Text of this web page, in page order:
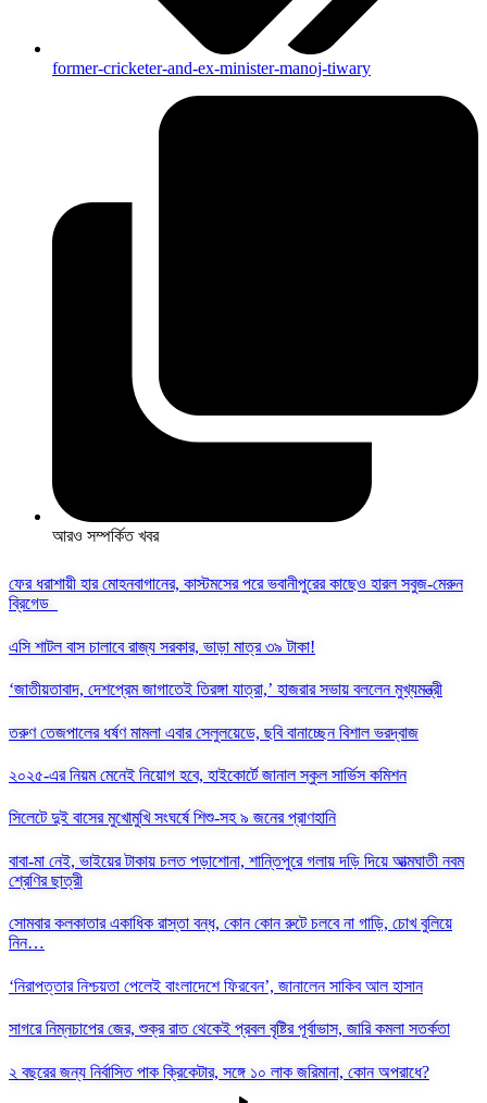
former-cricketer-and-ex-minister-manoj-tiwary
আরও সম্পর্কিত খবর
ফের ধরাশায়ী হার মোহনবাগানের, কাস্টমসের পরে ভবানীপুরের কাছেও হারল সবুজ-মেরুন
ব্রিগেড
এসি শাটল বাস চালাবে রাজ্য সরকার, ভাড়া মাত্র ৩৯ টাকা!
‘জাতীয়তাবাদ, দেশপ্রেম জাগাতেই তিরঙ্গা যাত্রা,’ হাজরার সভায় বললেন মুখ্যমন্ত্রী
তরুণ তেজপালের ধর্ষণ মামলা এবার সেলুলয়েডে, ছবি বানাচ্ছেন বিশাল ভরদ্বাজ
২০২৫-এর নিয়ম মেনেই নিয়োগ হবে, হাইকোর্টে জানাল স্কুল সার্ভিস কমিশন
সিলেটে দুই বাসের মুখোমুখি সংঘর্ষে শিশু-সহ ৯ জনের প্রাণহানি
বাবা-মা নেই, ভাইয়ের টাকায় চলত পড়াশোনা, শান্তিপুরে গলায় দড়ি দিয়ে আত্মঘাতী নবম
শ্রেণির ছাত্রী
সোমবার কলকাতার একাধিক রাস্তা বন্ধ, কোন কোন রুটে চলবে না গাড়ি, চোখ বুলিয়ে
নিন…
‘নিরাপত্তার নিশ্চয়তা পেলেই বাংলাদেশে ফিরবেন’, জানালেন সাকিব আল হাসান
সাগরে নিম্নচাপের জের, শুক্র রাত থেকেই প্রবল বৃষ্টির পূর্বাভাস, জারি কমলা সতর্কতা
২ বছরের জন্য নির্বাসিত পাক ক্রিকেটার, সঙ্গে ১০ লাক জরিমানা, কোন অপরাধে?